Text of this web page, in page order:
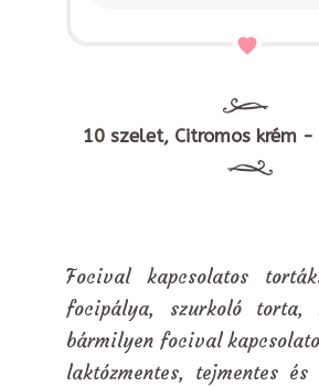
10 szelet, Citromos krém
Focival kapcsolatos
focipálya, szurkoló torta,
bármilyen focival
laktózmentes, tejmentes és